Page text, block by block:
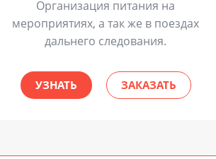
Организация питания на
мероприятиях, а так же в поездах
дальнего следования.
УЗНАТЬ ЗАКАЗАТЬ